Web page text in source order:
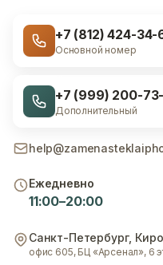
+7 (812) 424-34-
Основной номер
+7 (999) 200-
Дополнительный
Ежедневно
11:00–20:00
Санкт-Петербург,
офис 605, БЦ «Арсенал», 6